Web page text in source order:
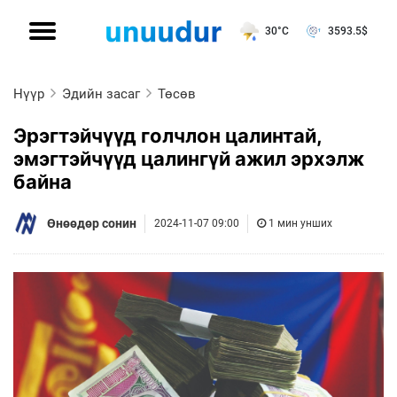
30°C 3593.5$
Нүүр Эдийн засаг Төсөв
Эрэгтэйчүүд голчлон цалинтай,
эмэгтэйчүүд цалингүй ажил эрхэлж
байна
Өнөөдөр сонин 2024-11-07 09:00 1 мин унших